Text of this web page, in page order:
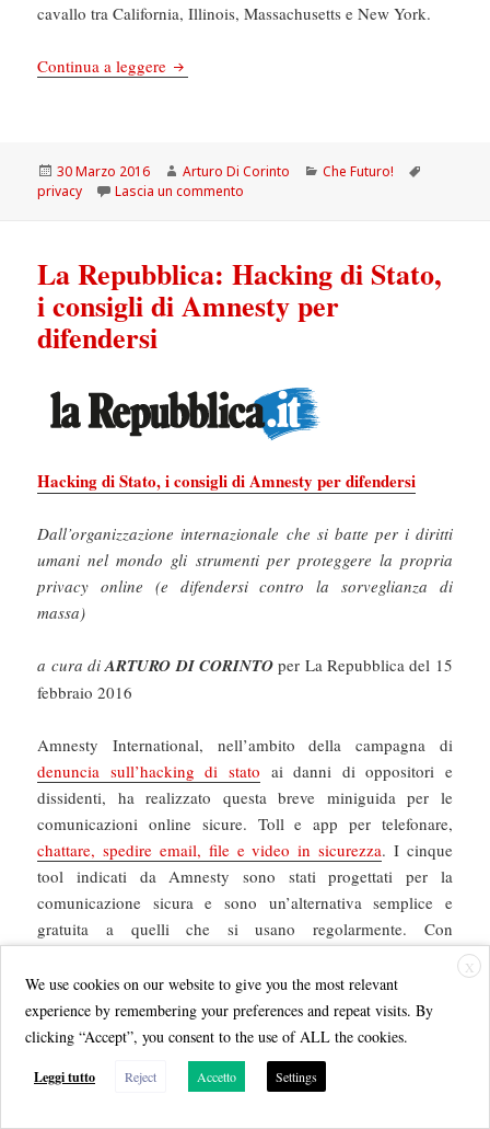
cavallo tra California, Illinois, Massachusetts e New York.
Continua a leggere Chefuturo! Cosa ci dice della nostra privacy
Scritto
il
30 Marzo 2016 Autore
Arturo Di Corinto Categorie
Che Futuro!
privacy
Lascia un commento
La Repubblica: Hacking di Stato,
i consigli di Amnesty per
difendersi
Hacking di Stato, i consigli di Amnesty per difendersi
Dall’organizzazione internazionale che si batte per i diritti
umani nel mondo gli strumenti per proteggere la propria
privacy online (e difendersi contro la sorveglianza di
massa)
a cura diARTURO DI CORINTO per La Repubblica del 15
febbraio 2016
Amnesty International, nell’ambito della campagna di
denuncia sull’hacking di stato ai danni di oppositori e
dissidenti, ha realizzato questa breve miniguida per le
comunicazioni online sicure. Toll e app per telefonare,
chattare, spedire email, file e video in sicurezza. I cinque
tool indicati da Amnesty sono stati progettati per la
comunicazione sicura e sono un’alternativa semplice e
gratuita a quelli che si usano regolarmente. Con
comunicazione è sicuro al 100% ed esiste un’infinità di
modi per intercettare o registrate ogni forma di
comunicazione da parte di governi ed agenzie spionistiche.
Se sei un giornalista o un attivista, dovresti considerare che
questi tool sono solo parte di un piano di sicurezza
X
We use cookies on our website to give you the most relevant
experience by remembering your preferences and repeat visits. By
clicking “Accept”, you consent to the use of ALL the cookies.
Leggi tutto Reject Accetto Settings